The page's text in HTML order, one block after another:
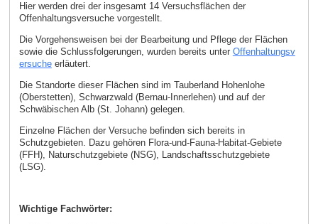
Hier werden drei der insgesamt 14 Versuchsflächen der
Offenhaltungsversuche vorgestellt.
Die Vorgehensweisen bei der Bearbeitung und Pflege der Flächen
sowie die Schlussfolgerungen, wurden bereits unter Offenhaltungsv
ersucheerläutert.
Die Standorte dieser Flächen sind im Tauberland Hohenlohe
(Oberstetten), Schwarzwald (Bernau-Innerlehen) und auf der
Schwäbischen Alb (St. Johann) gelegen.
Einzelne Flächen der Versuche befinden sich bereits in
Schutzgebieten. Dazu gehören Flora-und-Fauna-Habitat-Gebiete
(FFH), Naturschutzgebiete (NSG), Landschaftsschutzgebiete
(LSG).
Wichtige Fachwörter: